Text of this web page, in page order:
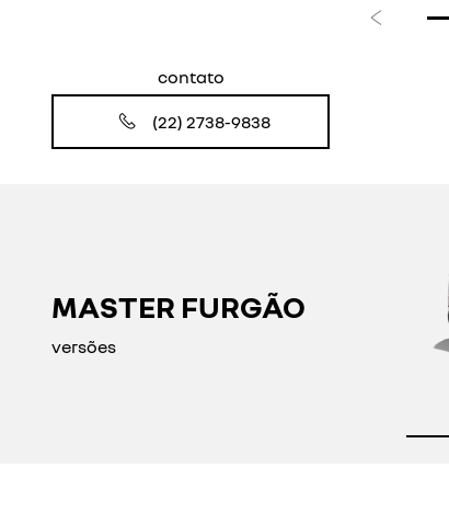
Anterior
contato
(22) 2738-9838
MASTER FURGÃO
versões